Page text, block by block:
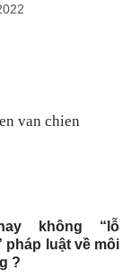
không “lỗ
pháp luật về môi
?